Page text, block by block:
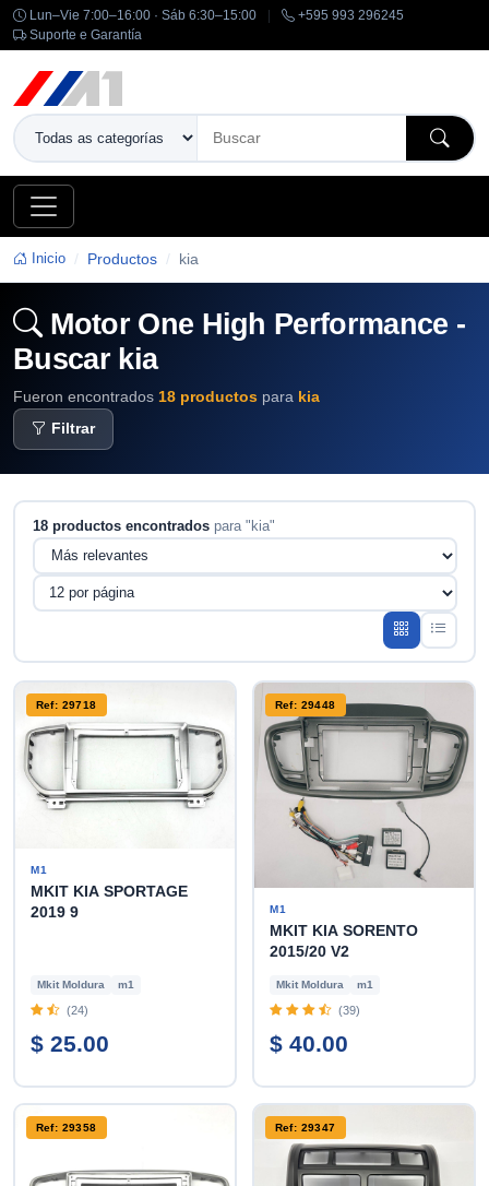
Lun–Vie 7:00–16:00 · Sáb 6:30–15:00
+595 993 296245
Suporte e Garantía
Inicio Productos kia
Motor One High Performance -
Buscar kia
Fueron encontrados 18 productos para kia
Filtrar
18 productos encontradospara "kia"
Ref: 29718
M1
MKIT KIA SPORTAGE
2019 9
Mkit Moldura m1
(24)
$ 25.00
Ref: 29448
M1
MKIT KIA SORENTO
2015/20 V2
Mkit Moldura m1
(39)
$ 40.00
Ref: 29358 Ref: 29347